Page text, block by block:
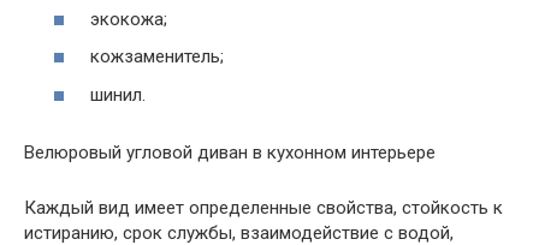
экокожа;
кожзаменитель;
шинил.
Велюровый угловой диван в кухонном интерьере
Каждый вид имеет определенные свойства, стойкость к
истиранию, срок службы, взаимодействие с водой,